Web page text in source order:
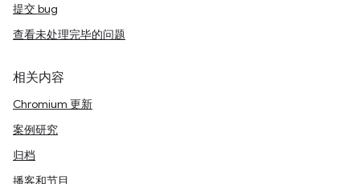
提交 bug
查看未处理完毕的问题
相关内容
Chromium 更新
案例研究
归档
播客和节目